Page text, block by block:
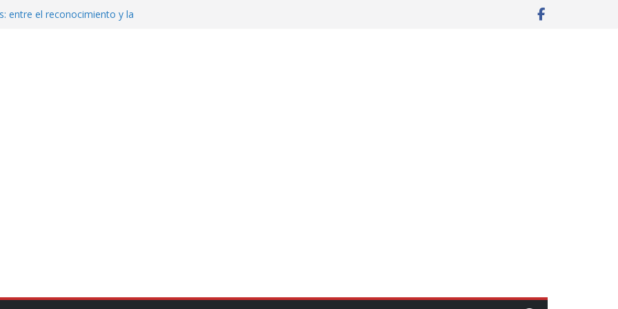
entre el reconocimiento y la
punzante a cuatro hombres